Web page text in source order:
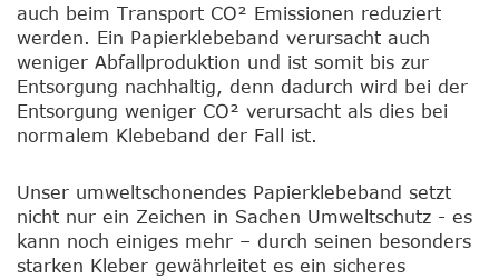
auch beim Transport CO² Emissionen reduziert
werden. Ein Papierklebeband verursacht auch
weniger Abfallproduktion und ist somit bis zur
Entsorgung nachhaltig, denn dadurch wird bei der
Entsorgung weniger CO² verursacht als dies bei
normalem Klebeband der Fall ist.
Unser umweltschonendes Papierklebeband setzt
nicht nur ein Zeichen in Sachen Umweltschutz - es
kann noch einiges mehr – durch seinen besonders
starken Kleber gewährleitet es ein sicheres